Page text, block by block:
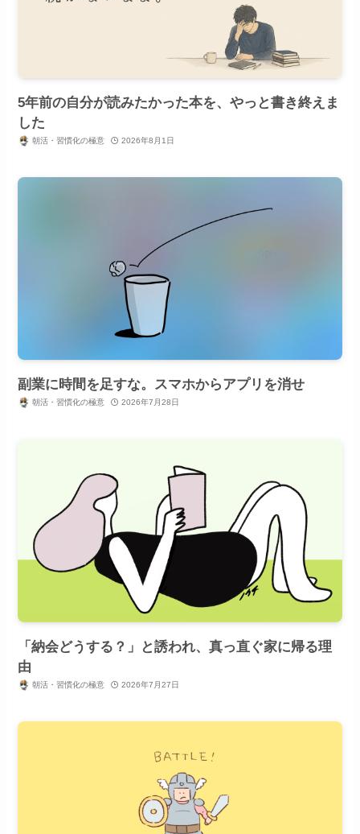
5年前の自分が読みたかった本を、やっと書き終えま
した
朝活・習慣化の極意 2026年8月1日
副業に時間を足すな。スマホからアプリを消せ
朝活・習慣化の極意 2026年7月28日
「納会どうする？」と誘われ、真っ直ぐ家に帰る理
由
朝活・習慣化の極意 2026年7月27日